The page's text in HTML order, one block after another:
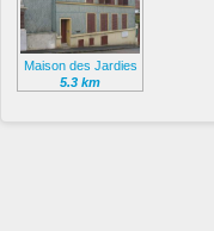
Maison des Jardies
5.3 km